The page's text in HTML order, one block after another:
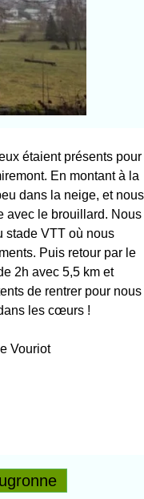
étaient présents pour
En montant à la
dans la neige, et nous
avec le brouillard. Nous
stade VTT où nous
Puis retour par le
2h avec 5,5 km et
de rentrer pour nous
les cœurs !
Vouriot